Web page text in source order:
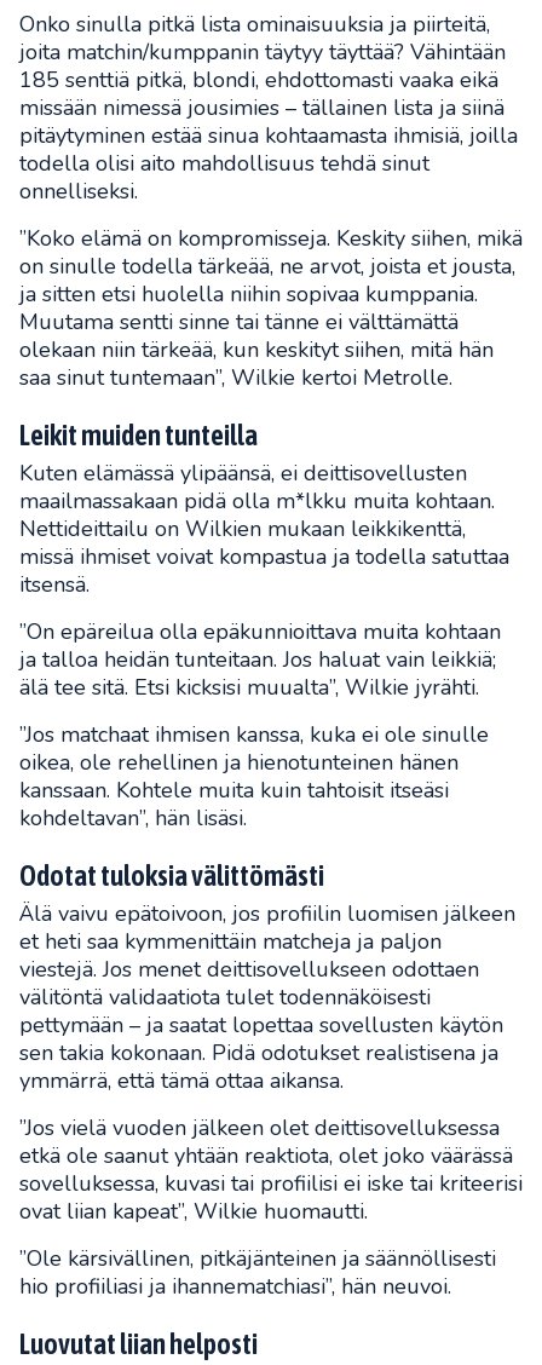
Onko sinulla pitkä lista ominaisuuksia ja piirteitä,
joita matchin/kumppanin täytyy täyttää? Vähintään
185 senttiä pitkä, blondi, ehdottomasti vaaka eikä
missään nimessä jousimies – tällainen lista ja siinä
pitäytyminen estää sinua kohtaamasta ihmisiä, joilla
todella olisi aito mahdollisuus tehdä sinut
onnelliseksi.
”Koko elämä on kompromisseja. Keskity siihen, mikä
on sinulle todella tärkeää, ne arvot, joista et jousta,
ja sitten etsi huolella niihin sopivaa kumppania.
Muutama sentti sinne tai tänne ei välttämättä
olekaan niin tärkeää, kun keskityt siihen, mitä hän
saa sinut tuntemaan”, Wilkie kertoi Metrolle.
Leikit muiden tunteilla
Kuten elämässä ylipäänsä, ei deittisovellusten
maailmassakaan pidä olla m*lkku muita kohtaan.
Nettideittailu on Wilkien mukaan leikkikenttä,
missä ihmiset voivat kompastua ja todella satuttaa
itsensä.
”On epäreilua olla epäkunnioittava muita kohtaan
ja talloa heidän tunteitaan. Jos haluat vain leikkiä;
älä tee sitä. Etsi kicksisi muualta”, Wilkie jyrähti.
”Jos matchaat ihmisen kanssa, kuka ei ole sinulle
oikea, ole rehellinen ja hienotunteinen hänen
kanssaan. Kohtele muita kuin tahtoisit itseäsi
kohdeltavan”, hän lisäsi.
Odotat tuloksia välittömästi
Älä vaivu epätoivoon, jos profiilin luomisen jälkeen
et heti saa kymmenittäin matcheja ja paljon
viestejä. Jos menet deittisovellukseen odottaen
välitöntä validaatiota tulet todennäköisesti
pettymään – ja saatat lopettaa sovellusten käytön
sen takia kokonaan. Pidä odotukset realistisena ja
ymmärrä, että tämä ottaa aikansa.
”Jos vielä vuoden jälkeen olet deittisovelluksessa
etkä ole saanut yhtään reaktiota, olet joko väärässä
sovelluksessa, kuvasi tai profiilisi ei iske tai kriteerisi
ovat liian kapeat”, Wilkie huomautti.
”Ole kärsivällinen, pitkäjänteinen ja säännöllisesti
hio profiiliasi ja ihannematchiasi”, hän neuvoi.
Luovutat liian helposti